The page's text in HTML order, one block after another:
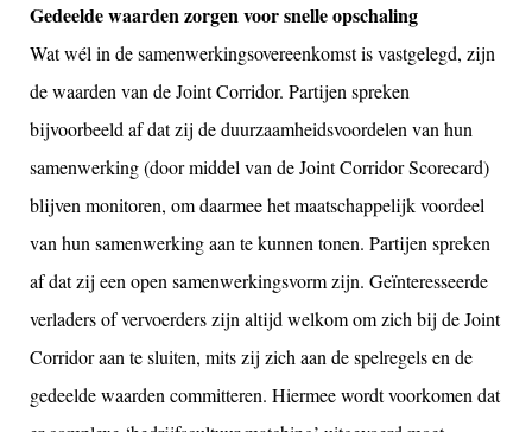
Gedeelde waarden zorgen voor snelle opschaling
Wat wél in de samenwerkingsovereenkomst is vastgelegd, zijn
de waarden van de Joint Corridor. Partijen spreken
bijvoorbeeld af dat zij de duurzaamheidsvoordelen van hun
samenwerking (door middel van de Joint Corridor Scorecard)
blijven monitoren, om daarmee het maatschappelijk voordeel
van hun samenwerking aan te kunnen tonen. Partijen spreken
af dat zij een open samenwerkingsvorm zijn. Geïnteresseerde
verladers of vervoerders zijn altijd welkom om zich bij de Joint
Corridor aan te sluiten, mits zij zich aan de spelregels en de
gedeelde waarden committeren. Hiermee wordt voorkomen dat